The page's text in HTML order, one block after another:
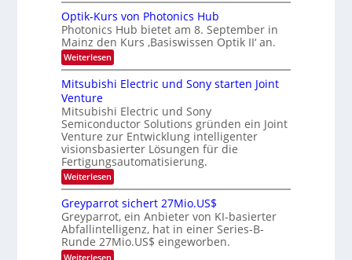
r
b
e
i
t
u
g
s
-
T
r
e
n
d
s
W
a
c
h
s
u
i
m
e
r
s
t
e
n
a
l
b
j
a
r
a
e
u
s
-
S
e
n
a
r
-
E
i
n
s
t
n
i
m
m
t
i
n
d
e
r
D
A
C
H
Optik-Kurs von Photonics Hub
Photonics Hub bietet am 8. September in
Mainz den Kurs ‚Basiswissen Optik II‘ an.
Weiterlesen:
O
p
t
k
-
K
u
r
s
v
o
n
P
h
o
t
o
Mitsubishi Electric und Sony starten Joint
Venture
Mitsubishi Electric und Sony
Semiconductor Solutions gründen ein Joint
Venture zur Entwicklung intelligenter
visionsbasierter Lösungen für die
Fertigungsautomatisierung.
Weiterlesen:
M
t
s
u
b
i
Greyparrot sichert 27Mio.US$
Greyparrot, ein Anbieter von KI-basierter
Abfallintelligenz, hat in einer Series-B-
Runde 27Mio.US$ eingeworben.
Weiterlesen: